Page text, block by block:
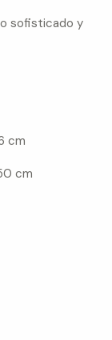
sofisticado y
cm
cm